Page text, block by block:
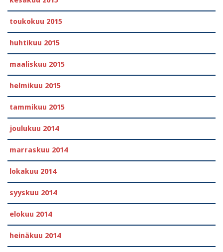
toukokuu 2015
huhtikuu 2015
maaliskuu 2015
helmikuu 2015
tammikuu 2015
joulukuu 2014
marraskuu 2014
lokakuu 2014
syyskuu 2014
elokuu 2014
heinäkuu 2014